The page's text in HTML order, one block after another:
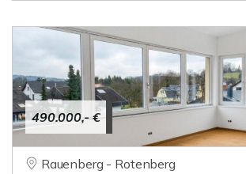
490.000,- €
Rauenberg - Rotenberg